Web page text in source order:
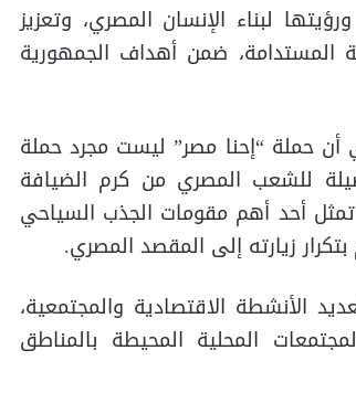
لبناء الإنسان المصري، وتعزيز
المستدامة، ضمن أهداف الجمهورية
حملة “إحنا مصر” ليست مجرد حملة
للشعب المصري من كرم الضيافة
أحد أهم مقومات الجذب السياحي
زيارته إلى المقصد المصري.
الأنشطة الاقتصادية والمجتمعية،
المحلية المحيطة بالمناطق